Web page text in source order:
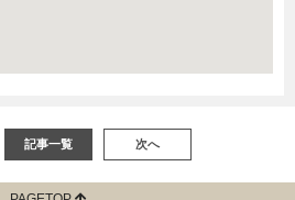
記事一覧 次へ